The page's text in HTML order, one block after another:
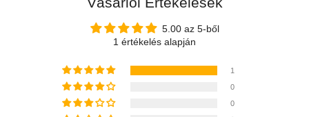
5.00 az 5-ből
1 értékelés alapján
1
0
0